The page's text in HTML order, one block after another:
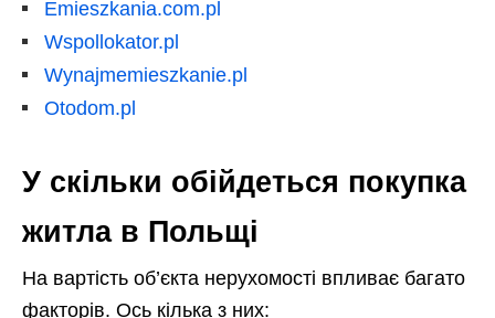
Emieszkania.com.pl
Wspollokator.pl
Wynajmemieszkanie.pl
Otodom.pl
У скільки обійдеться покупка
житла в Польщі
На вартість об’єкта нерухомості впливає багато
факторів. Ось кілька з них: